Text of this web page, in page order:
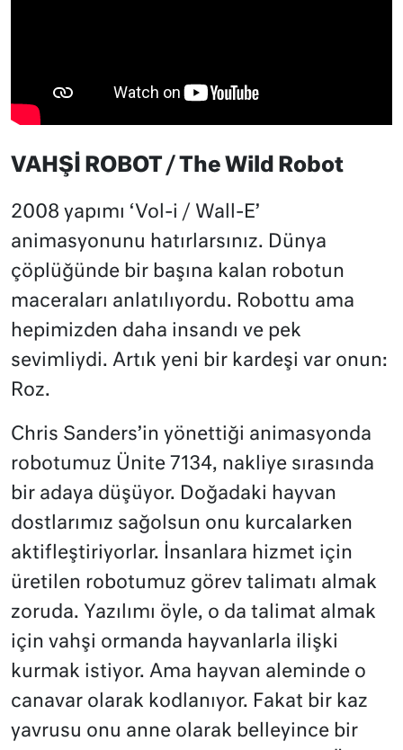
VAHŞİ ROBOT / The Wild Robot
2008 yapımı ‘Vol-i / Wall-E’
animasyonunu hatırlarsınız. Dünya
çöplüğünde bir başına kalan robotun
maceraları anlatılıyordu. Robottu ama
hepimizden daha insandı ve pek
sevimliydi. Artık yeni bir kardeşi var onun:
Roz.
Chris Sanders’in yönettiği animasyonda
robotumuz Ünite 7134, nakliye sırasında
bir adaya düşüyor. Doğadaki hayvan
dostlarımız sağolsun onu kurcalarken
aktifleştiriyorlar. İnsanlara hizmet için
üretilen robotumuz görev talimatı almak
zoruda. Yazılımı öyle, o da talimat almak
için vahşi ormanda hayvanlarla ilişki
kurmak istiyor. Ama hayvan aleminde o
canavar olarak kodlanıyor. Fakat bir kaz
yavrusu onu anne olarak belleyince bir